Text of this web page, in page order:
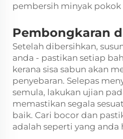
pembersih minyak pokok
Pembongkaran
Setelah dibersihkan,
anda - pastikan setiap
kerana sisa sabun akan
penyebaran. Selepas
semula, lakukan ujian
memastikan segala
baik. Cari bocor dan
adalah seperti yang anda